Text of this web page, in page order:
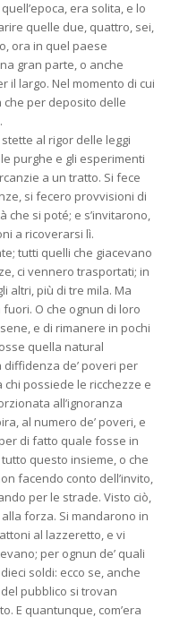
era solita, e lo
quelle due, quattro, sei,
ora in quel paese
gran parte, o anche
il largo. Nel momento di cui
per deposito delle
al rigor delle leggi
purghe e gli esperimenti
a un tratto. Si fece
si fecero provvisioni di
si poté; e s’invitarono,
a ricoverarsi lì.
tutti quelli che giacevano
ci vennero trasportati; in
altri, più di tre mila. Ma
O che ognun di loro
e di rimanere in pochi
quella natural
de’ poveri per
possiede le ricchezze e
all’ignoranza
al numero de’ poveri, e
di fatto quale fosse in
questo insieme, o che
facendo conto dell’invito,
per le strade. Visto ciò,
forza. Si mandarono in
al lazzeretto, e vi
per ognun de’ quali
soldi: ecco se, anche
pubblico si trovan
E quantunque, com’era